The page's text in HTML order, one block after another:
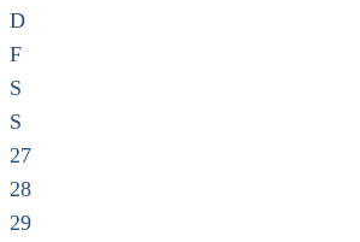
D
F
S
S
27
28
29